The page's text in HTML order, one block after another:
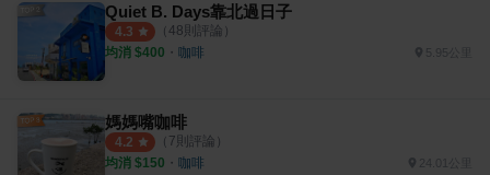
Quiet B. Days靠北過日子
4.3 （ 48則評論）
均消 $400 ・ 咖啡 5.95公里
媽媽嘴咖啡
4.2 （ 7則評論）
均消 $150 ・ 咖啡 24.01公里